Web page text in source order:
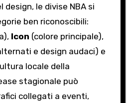
design, le divise NBA si
ben riconoscibili:
Icon (colore principale),
e design audaci) e
locale della
stagionale può
collegati a eventi,